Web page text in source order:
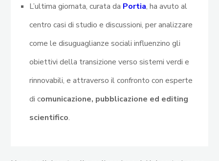
L’ultima giornata, curata da Portia, ha avuto al
centro casi di studio e discussioni, per analizzare
come le disuguaglianze sociali influenzino gli
obiettivi della transizione verso sistemi verdi e
rinnovabili, e attraverso il confronto con esperte
di comunicazione, pubblicazione ed editing
scientifico.